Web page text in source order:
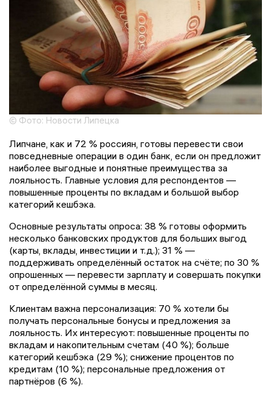
© Фото: Новости Липецка
Липчане, как и 72 % россиян, готовы перевести свои
повседневные операции в один банк, если он предложит
наиболее выгодные и понятные преимущества за
лояльность. Главные условия для респондентов —
повышенные проценты по вкладам и большой выбор
категорий кешбэка.
Основные результаты опроса: 38 % готовы оформить
несколько банковских продуктов для больших выгод
(карты, вклады, инвестиции и т. д.); 31 % —
поддерживать определённый остаток на счёте; по 30 %
опрошенных — перевести зарплату и совершать покупки
от определённой суммы в месяц.
Клиентам важна персонализация: 70 % хотели бы
получать персональные бонусы и предложения за
лояльность. Их интересуют: повышенные проценты по
вкладам и накопительным счетам (40 %); больше
категорий кешбэка (29 %); снижение процентов по
кредитам (10 %); персональные предложения от
партнёров (6 %).